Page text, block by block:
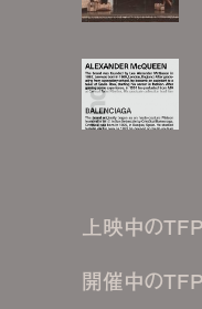
上映中の
開催中の